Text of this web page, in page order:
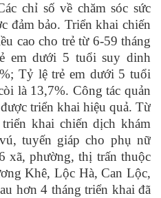
chỉ số về chăm sóc sức
đảm bảo. Triển khai chiến
cao cho trẻ từ 6-59 tháng
em dưới 5 tuổi suy dinh
Tỷ lệ trẻ em dưới 5 tuổi
là 13,7%. Công tác quản
triển khai hiệu quả. Từ
khai chiến dịch khám
tuyến giáp cho phụ nữ
xã, phường, thị trấn thuộc
Khê, Lộc Hà, Can Lộc,
hơn 4 tháng triển khai đã